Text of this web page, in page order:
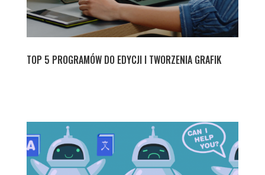
TOP 5 PROGRAMÓW DO EDYCJI I TWORZENIA GRAFIK